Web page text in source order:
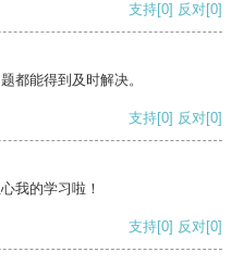
支持[0] 反对[0]
都能得到及时解决。
支持[0] 反对[0]
我的学习啦！
支持[0] 反对[0]